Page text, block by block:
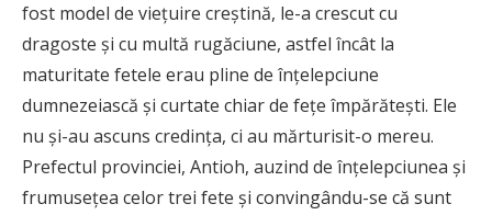
fost model de vieţuire creştină, le-a crescut cu
dragoste şi cu multă rugăciune, astfel încât la
maturitate fetele erau pline de înţelepciune
dumnezeiască şi curtate chiar de feţe împărăteşti. Ele
nu şi-au ascuns credinţa, ci au mărturisit-o mereu.
Prefectul provinciei, Antioh, auzind de înţelepciunea şi
frumuseţea celor trei fete şi convingându-se că sunt